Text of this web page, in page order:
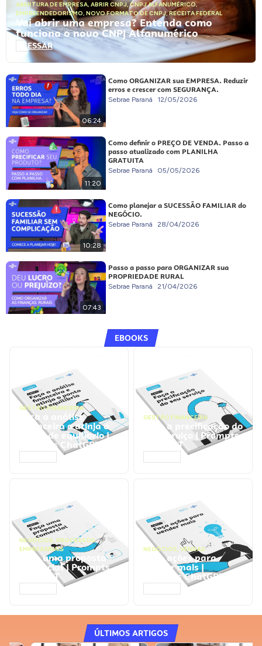
ABERTURA DE EMPRESA, ABRIR CNPJ,CNPJ ALFANUMÉRICO,
EMPREENDEDORISMO, NOVO FORMATO DE CNPJ,RECEITA FEDERAL
Vai abrir uma empresa? Entenda como
funciona o novo CNPJ Alfanumérico
ACESSAR
06:24
Como ORGANIZAR sua EMPRESA. Reduzir
erros e crescer com SEGURANÇA.
Sebrae Paraná 12/05/2026
11:20
Como definir o PREÇO DE VENDA. Passo a
passo atualizado com PLANILHA
GRATUITA
Sebrae Paraná 05/05/2026
10:28
Como planejar a SUCESSÃO FAMILIAR do
NEGÓCIO.
Sebrae Paraná 28/04/2026
07:43
Passo a passo para ORGANIZAR sua
PROPRIEDADE RURAL
Sebrae Paraná 21/04/2026
EBOOKS
GESTÃO FINANCEIRA
Faça a análise
financeira e atinja o
ponto de equilíbrio |
Prompts ChatGPT
GESTÃO FINANCEIRA
Faça a precificação do
seu serviço | Prompts
ChatGPT
NEGÓCIOS, PROCESSOS
EMPRESARIAIS
Faça uma proposta
comercial | Prompts
ChatGPT
NEGÓCIOS, VENDAS
Faça ações para
vender mais |
Prompts ChatGPT
ÚLTIMOS ARTIGOS